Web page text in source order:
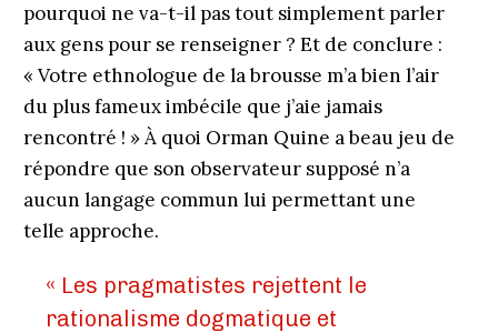
pourquoi ne va-t-il pas tout simplement parler
aux gens pour se renseigner ? Et de conclure :
« Votre ethnologue de la brousse m’a bien l’air
du plus fameux imbécile que j’aie jamais
rencontré ! » À quoi Orman Quine a beau jeu de
répondre que son observateur supposé n’a
aucun langage commun lui permettant une
telle approche.
« Les pragmatistes rejettent le
rationalisme dogmatique et